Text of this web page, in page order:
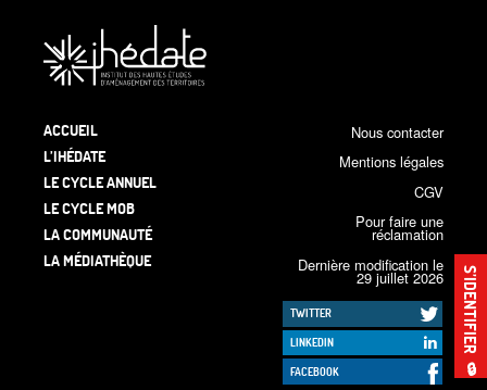
S’IDENTIFIER
🔒
ACCUEIL
L’IHÉDATE
LE CYCLE ANNUEL
LE CYCLE MOB
LA COMMUNAUTÉ
LA MÉDIATHÈQUE
Nous contacter
Mentions légales
CGV
Pour faire une
réclamation
Dernière modification le
29 juillet 2026
TWITTER
LINKEDIN
FACEBOOK